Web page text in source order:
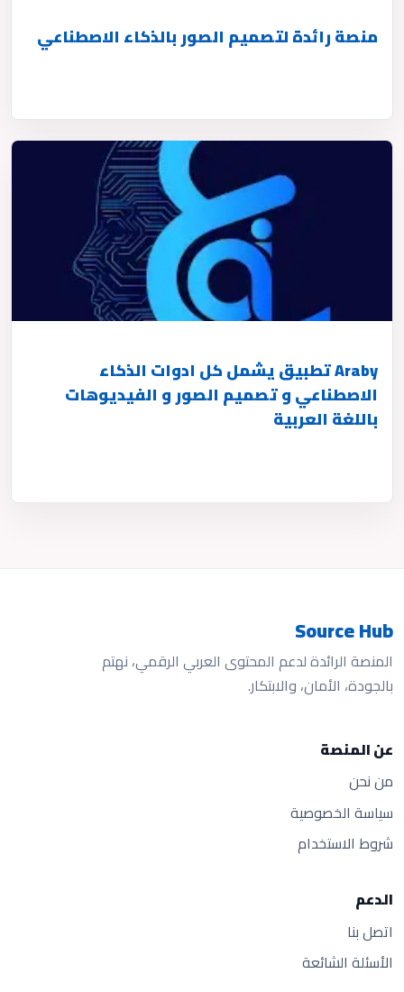
منصة رائدة لتصميم الصور بالذكاء الاصطناعي
Araby تطبيق يشمل كل ادوات الذكاء
الاصطناعي و تصميم الصور و الفيديوهات
باللغة العربية
Source Hub
المنصة الرائدة لدعم المحتوى العربي الرقمي، نهتم
بالجودة، الأمان، والابتكار.
عن المنصة
من نحن
سياسة الخصوصية
شروط الاستخدام
الدعم
اتصل بنا
الأسئلة الشائعة